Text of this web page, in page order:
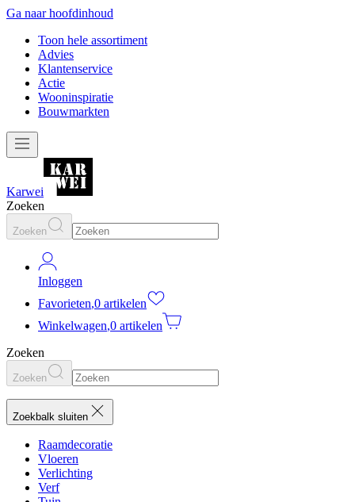
Ga naar hoofdinhoud
Toon hele assortiment
Advies
Klantenservice
Actie
Wooninspiratie
Bouwmarkten
Karwei
Zoeken
Zoeken
Inloggen
Favorieten,0 artikelen
Winkelwagen,0 artikelen
Zoeken
Zoeken
Zoekbalk sluiten
Raamdecoratie
Vloeren
Verlichting
Verf